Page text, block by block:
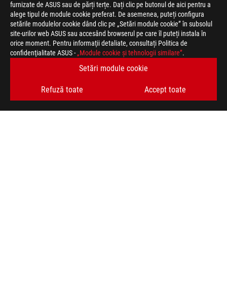
furnizate de ASUS sau de părți terțe. Dați clic pe butonul de aici pentru a
alege tipul de module cookie preferat. De asemenea, puteți configura
setările modulelor cookie dând clic pe „Setări module cookie” în subsolul
site-urilor web ASUS sau accesând browserul pe care îl puteți instala în
orice moment. Pentru informaţii detaliate, consultați Politica de
confidenţialitate ASUS -„Module cookie şi tehnologii similare”.
Setări module cookie
Refuză toate Accept toate
> JOCURI ROG STRIX GA15
TIPURI DE PLATĂ ACCEPTATE
OBȚINEȚI CELE MAI RECENTE OFERTE ȘI MULTE ALTELE
ABONARE